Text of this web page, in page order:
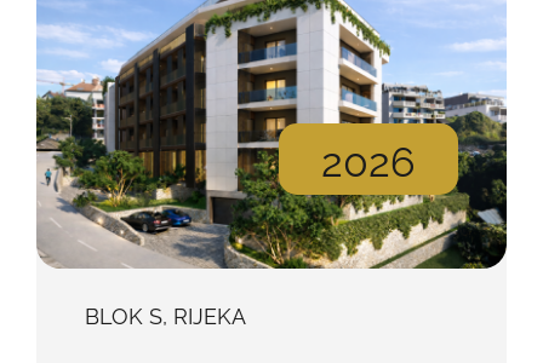
2026
BLOK S, RIJEKA